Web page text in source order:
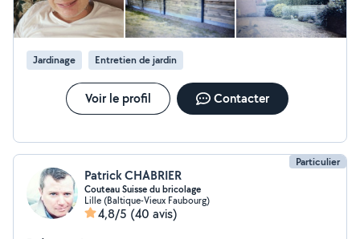
Jardinage Entretien de jardin
Voir le profil Contacter
Particulier
Patrick CHABRIER
Couteau Suisse du bricolage
Lille (Baltique-Vieux Faubourg)
4,8/5 (40 avis)